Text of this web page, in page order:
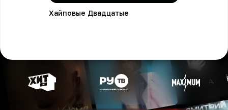
Хайповые Двадцатые